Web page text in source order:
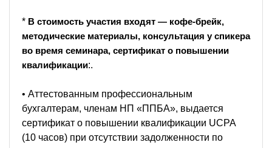
* В стоимость участия входят — кофе-брейк,
методические материалы, консультация у спикера
во время семинара, сертификат о повышении
квалификации:.
• Аттестованным профессиональным
бухгалтерам, членам НП «ППБА», выдается
сертификат о повышении квалификации UCPA
(10 часов) при отсутствии задолженности по